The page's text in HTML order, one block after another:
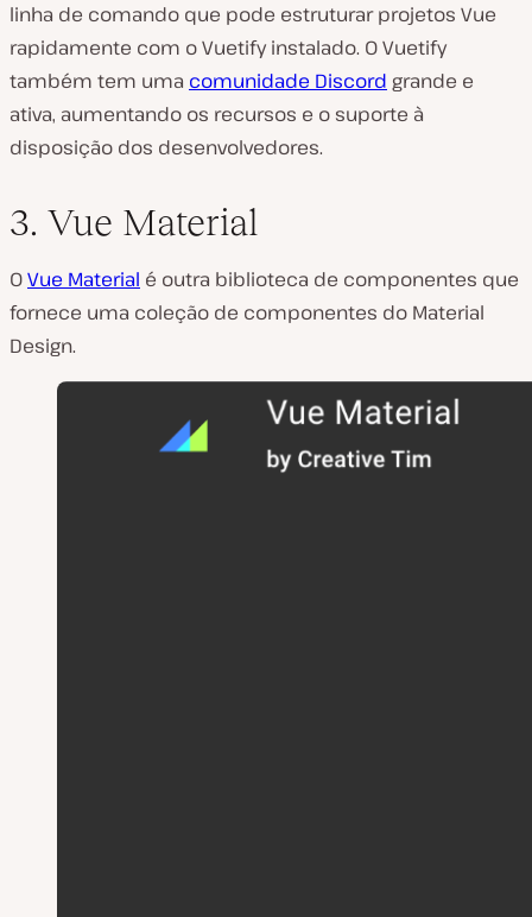
linha de comando que pode estruturar projetos Vue
rapidamente com o Vuetify instalado. O Vuetify
também tem uma comunidade Discord grande e
ativa, aumentando os recursos e o suporte à
disposição dos desenvolvedores.
3. Vue Material
OVue Material é outra biblioteca de componentes que
fornece uma coleção de componentes do Material
Design.